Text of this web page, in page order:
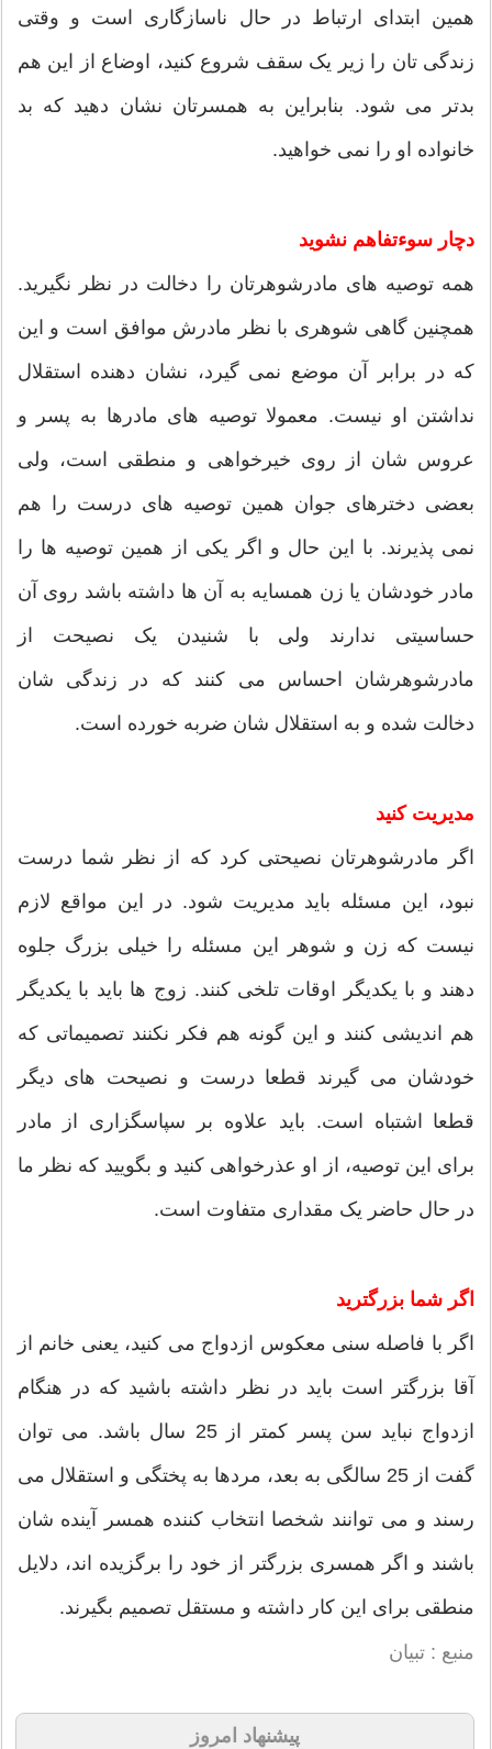
همین ابتدای ارتباط در حال ناسازگاری است و وقتی
زندگی تان را زیر یک سقف شروع کنید، اوضاع از این هم
بدتر می شود. بنابراین به همسرتان نشان دهید که بد
خانواده او را نمی خواهید.
دچار سوءتفاهم نشوید
همه توصیه های مادرشوهرتان را دخالت در نظر نگیرید.
همچنین گاهی شوهری با نظر مادرش موافق است و این
که در برابر آن موضع نمی گیرد، نشان دهنده استقلال
نداشتن او نیست. معمولا توصیه های مادرها به پسر و
عروس شان از روی خیرخواهی و منطقی است، ولی
بعضی دخترهای جوان همین توصیه های درست را هم
نمی پذیرند. با این حال و اگر یکی از همین توصیه ها را
مادر خودشان یا زن همسایه به آن ها داشته باشد روی آن
حساسیتی ندارند ولی با شنیدن یک نصیحت از
مادرشوهرشان احساس می کنند که در زندگی شان
دخالت شده و به استقلال شان ضربه خورده است.
مدیریت کنید
اگر مادرشوهرتان نصیحتی کرد که از نظر شما درست
نبود، این مسئله باید مدیریت شود. در این مواقع لازم
نیست که زن و شوهر این مسئله را خیلی بزرگ جلوه
دهند و با یکدیگر اوقات تلخی کنند. زوج ها باید با یکدیگر
هم اندیشی کنند و این گونه هم فکر نکنند تصمیماتی که
خودشان می گیرند قطعا درست و نصیحت های دیگر
قطعا اشتباه است. باید علاوه بر سپاسگزاری از مادر
برای این توصیه، از او عذرخواهی کنید و بگویید که نظر ما
در حال حاضر یک مقداری متفاوت است.
اگر شما بزرگترید
اگر با فاصله سنی معکوس ازدواج می کنید، یعنی خانم از
آقا بزرگتر است باید در نظر داشته باشید که در هنگام
ازدواج نباید سن پسر کمتر از 25 سال باشد. می توان
گفت از 25 سالگی به بعد، مردها به پختگی و استقلال می
رسند و می توانند شخصا انتخاب کننده همسر آینده شان
باشند و اگر همسری بزرگتر از خود را برگزیده اند، دلایل
منطقی برای این کار داشته و مستقل تصمیم بگیرند.
منبع : تبیان
پیشنهاد امروز